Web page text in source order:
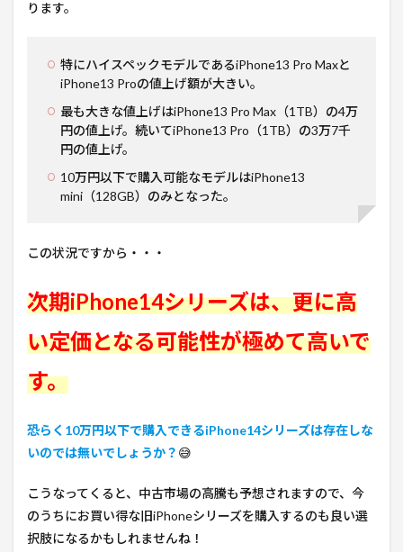
ります。
特にハイスペックモデルであるiPhone13 Pro Maxと
iPhone13 Proの値上げ額が大きい。
最も大きな値上げはiPhone13 Pro Max（1TB）の4万
円の値上げ。続いてiPhone13 Pro（1TB）の3万7千
円の値上げ。
10万円以下で購入可能なモデルはiPhone13
mini（128GB）のみとなった。
この状況ですから・・・
次期iPhone14シリーズは、更に高
い定価となる可能性が極めて高いで
す。
恐らく10万円以下で購入できるiPhone14シリーズは存在しな
いのでは無いでしょうか？ 😅
こうなってくると、中古市場の高騰も予想されますので、今
のうちにお買い得な旧iPhoneシリーズを購入するのも良い選
択肢になるかもしれませんね！